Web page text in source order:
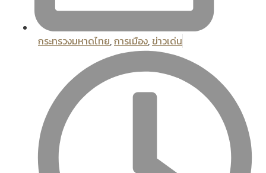
กระทรวงมหาดไทย,การเมือง, ข่าวเด่น